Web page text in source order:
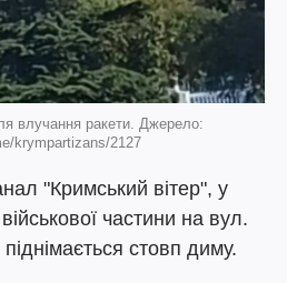
влучання ракети. Джерело:
krympartizans/2127
"Кримський вітер", у
частини на вул.
стовп диму.